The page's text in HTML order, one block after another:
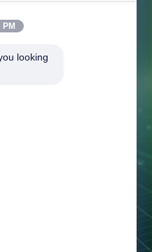
3번 샤이완 1번가,
looking